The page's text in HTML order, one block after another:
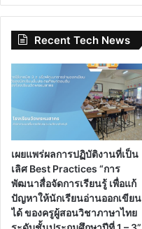
Recent Tech News
เผยแพร่ผลการปฏิบัติงานที่เป็น
เลิศ Best Practices “การ
พัฒนาสื่อจัดการเรียนรู้ เพื่อแก้
ปัญหาให้นักเรียนอ่านออกเขียน
ได้ ของครูผู้สอนวิชาภาษาไทย